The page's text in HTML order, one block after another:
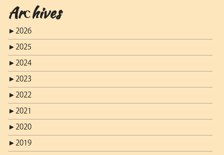
Archives
► 2026
► 2025
► 2024
► 2023
► 2022
► 2021
► 2020
► 2019